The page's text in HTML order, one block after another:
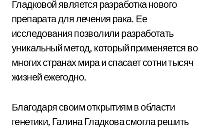
Гладковой является разработка нового
препарата для лечения рака. Ее
исследования позволили разработать
уникальный метод, который применяется во
многих странах мира и спасает сотни тысяч
жизней ежегодно.
Благодаря своим открытиям в области
генетики, Галина Гладкова смогла решить